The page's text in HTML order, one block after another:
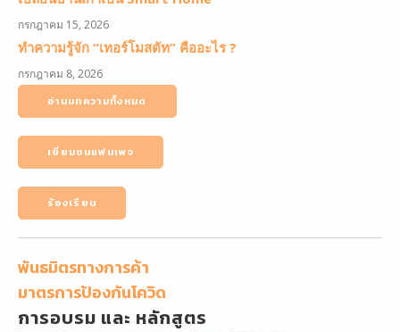
กรกฎาคม 15, 2026
ทำความรู้จัก “เทอร์โมสตัท” คืออะไร ?
กรกฎาคม 8, 2026
อ่านบทความทั้งหมด
เยี่ยมชมแฟนเพจ
ร้องเรียน
พันธมิตรทางการค้า
มาตรการป้องกันโควิด
การอบรม และ หลักสูตร